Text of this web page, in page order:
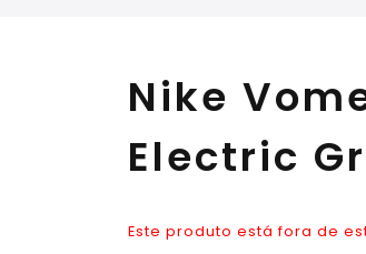
Nike
Electric
Este produto está fora de